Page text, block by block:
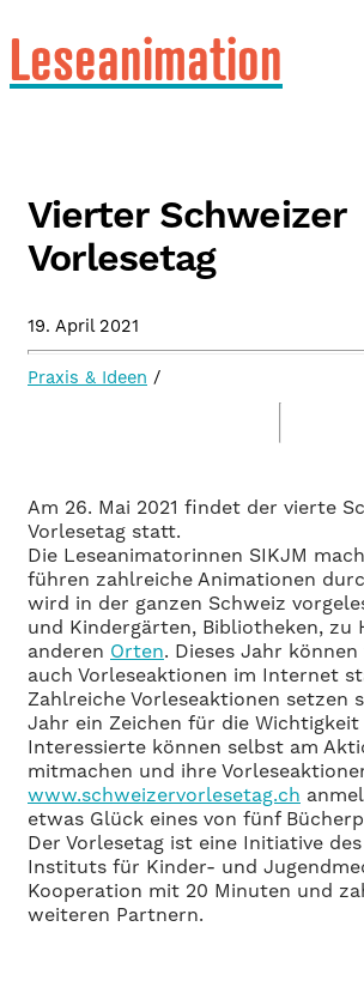
Leseanimation
Vierter Schweizer
Vorlesetag
19. April 2021
Praxis & Ideen /
Am 26. Mai 2021 findet der vierte
Vorlesetag statt.
Die Leseanimatorinnen SIKJM
führen zahlreiche Animationen
wird in der ganzen Schweiz
und Kindergärten, Bibliotheken, zu
anderen Orten. Dieses Jahr
auch Vorleseaktionen im Internet
Zahlreiche Vorleseaktionen setzen
Jahr ein Zeichen für die Wichtigkeit
Interessierte können selbst am
mitmachen und ihre
www.schweizervorlesetag.ch
etwas Glück eines von fünf
Der Vorlesetag ist eine Initiative
Instituts für Kinder- und
Kooperation mit 20 Minuten und
weiteren Partnern.